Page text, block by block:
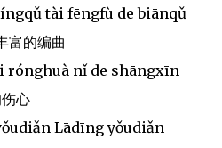
tài fēngfù de biānqǔ
富的编曲
nǐ de shāngxīn
心
Lādīng yǒudiǎn